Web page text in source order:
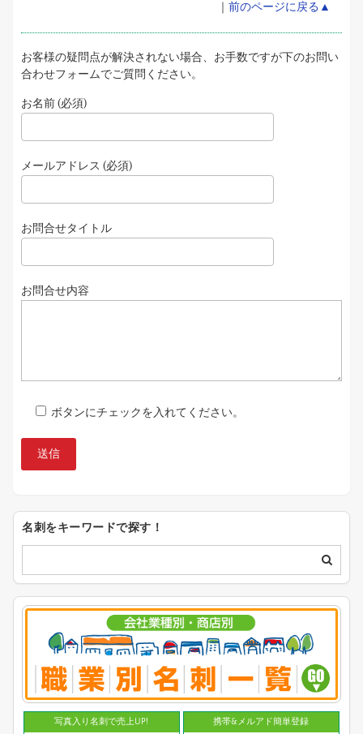
前のページに戻る▲
お客様の疑問点が解決されない場合、お手数ですが下のお問い
合わせフォームでご質問ください。
お名前 (必須)
メールアドレス (必須)
お問合せタイトル
お問合せ内容
ボタンにチェックを入れてください。
名刺をキーワードで探す！
写真入り名刺で売上UP! 携帯&メルアド簡単登録